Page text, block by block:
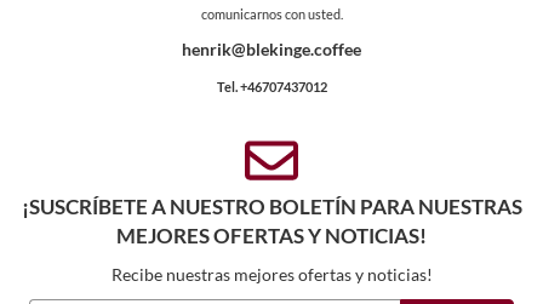
comunicarnos con usted.
henrik@blekinge.coffee
Tel. +46707437012
¡SUSCRÍBETE A NUESTRO BOLETÍN PARA NUESTRAS
MEJORES OFERTAS Y NOTICIAS!
Recibe nuestras mejores ofertas y noticias!